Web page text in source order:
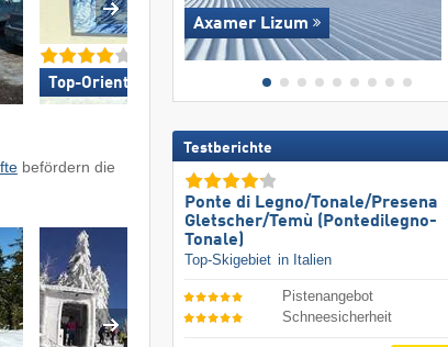
Top-Orientierung » Top-
befördern die
Axamer Lizum
Testberichte
Ponte di Legno/​Tonale/​Presena
Gletscher/​Temù (Pontedilegno-
Tonale)
Top-Skigebiet in Italien
Pistenangebot
Schneesicherheit